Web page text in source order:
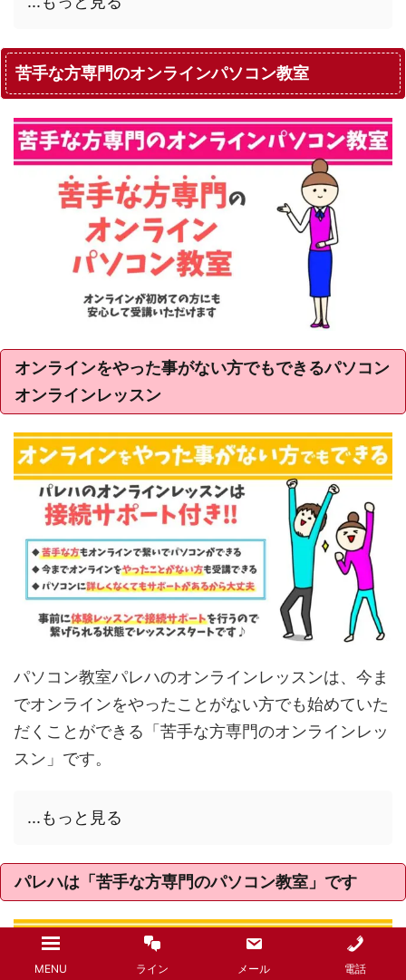
苦手な方専門のオンラインパソコン教室
オンラインをやった事がない方でもできるパソコン
オンラインレッスン
パソコン教室パレハのオンラインレッスンは、今ま
でオンラインをやったことがない方でも始めていた
だくことができる「苦手な方専門のオンラインレッ
スン」です。
...もっと見る
パレハは「苦手な方専門のパソコン教室」です
MENU ライン メール 電話